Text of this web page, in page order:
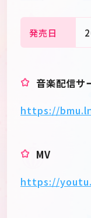
発売日
音楽配信サ
https://
MV
https://